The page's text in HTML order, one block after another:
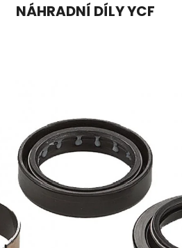
NÁHRADNÍ DÍLY YCF